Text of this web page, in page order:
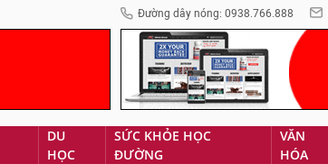
Đường dây nóng: 0938.766.888
DU
HỌC
SỨC KHỎE HỌC
ĐƯỜNG
VĂN
HÓA